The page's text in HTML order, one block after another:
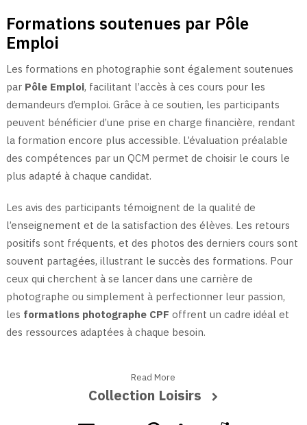
Formations soutenues par Pôle
Emploi
Les formations en photographie sont également soutenues
par Pôle Emploi, facilitant l’accès à ces cours pour les
demandeurs d’emploi. Grâce à ce soutien, les participants
peuvent bénéficier d’une prise en charge financière, rendant
la formation encore plus accessible. L’évaluation préalable
des compétences par un QCM permet de choisir le cours le
plus adapté à chaque candidat.
Les avis des participants témoignent de la qualité de
l’enseignement et de la satisfaction des élèves. Les retours
positifs sont fréquents, et des photos des derniers cours sont
souvent partagées, illustrant le succès des formations. Pour
ceux qui cherchent à se lancer dans une carrière de
photographe ou simplement à perfectionner leur passion,
les formations photographe CPF offrent un cadre idéal et
des ressources adaptées à chaque besoin.
Read More
Collection Loisirs